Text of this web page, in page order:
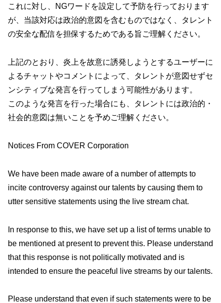
これに対し、NGワードを設定して予防を行っております
が、当該対応は政治的意図を含むものではなく、タレント
の安全な配信を担保するためである旨ご理解ください。
上記のとおり、炎上を故意に誘発しようとするユーザーに
よるチャットやコメントによって、タレントが意図せずセ
ンシティブな発言を行ってしまう可能性があります。
このような発言を行った場合にも、タレントには政治的・
社会的意図は無いことを予めご理解ください。
Notices From COVER Corporation
We have been made aware of a number of attempts to
incite controversy against our talents by causing them to
utter sensitive statements using the live stream chat.
In response to this, we have set up a list of terms unable to
be mentioned at present to prevent this. Please understand
that this response is not politically motivated and is
intended to ensure the peaceful live streams by our talents.
Please understand that even if such statements were to be